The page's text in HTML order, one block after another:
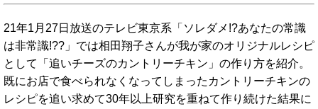
21年1月27日放送のテレビ東京系「ソレダメ!?あなたの常識
は非常識!??」では相田翔子さんが我が家のオリジナルレシピ
として「追いチーズのカントリーチキン」の作り方を紹介。
既にお店で食べられなくなってしまったカントリーチキンの
レシピを追い求めて30年以上研究を重ねて作り続けた結果に